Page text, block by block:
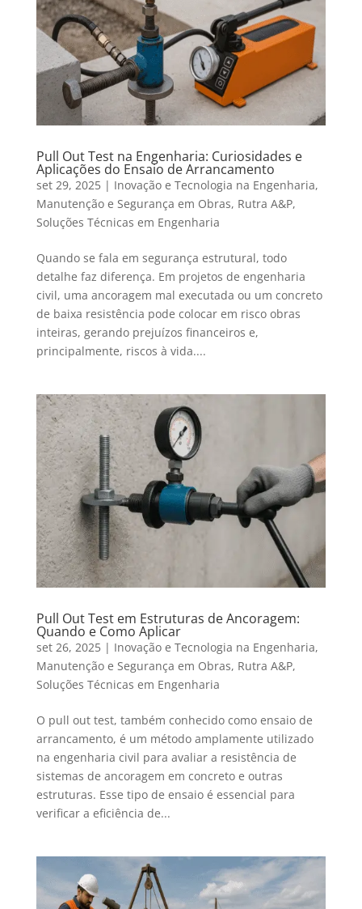
Pull Out Test na Engenharia: Curiosidades e
Aplicações do Ensaio de Arrancamento
set 29, 2025| Inovação e Tecnologia na Engenharia,
Manutenção e Segurança em Obras, Rutra A&P,
Soluções Técnicas em Engenharia
Quando se fala em segurança estrutural, todo
detalhe faz diferença. Em projetos de engenharia
civil, uma ancoragem mal executada ou um concreto
de baixa resistência pode colocar em risco obras
inteiras, gerando prejuízos financeiros e,
principalmente, riscos à vida....
Pull Out Test em Estruturas de Ancoragem:
Quando e Como Aplicar
set 26, 2025| Inovação e Tecnologia na Engenharia,
Manutenção e Segurança em Obras, Rutra A&P,
Soluções Técnicas em Engenharia
O pull out test, também conhecido como ensaio de
arrancamento, é um método amplamente utilizado
na engenharia civil para avaliar a resistência de
sistemas de ancoragem em concreto e outras
estruturas. Esse tipo de ensaio é essencial para
verificar a eficiência de...